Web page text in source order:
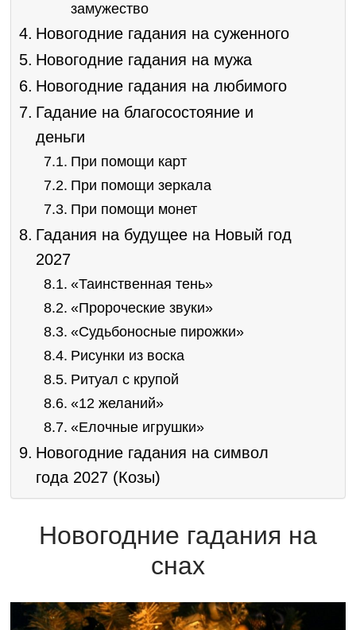
замужество
Новогодние гадания на суженного
Новогодние гадания на мужа
Новогодние гадания на любимого
Гадание на благосостояние и
деньги
При помощи карт
При помощи зеркала
При помощи монет
Гадания на будущее на Новый год
2027
«Таинственная тень»
«Пророческие звуки»
«Судьбоносные пирожки»
Рисунки из воска
Ритуал с крупой
«12 желаний»
«Елочные игрушки»
Новогодние гадания на символ
года 2027 (Козы)
Новогодние гадания на
снах